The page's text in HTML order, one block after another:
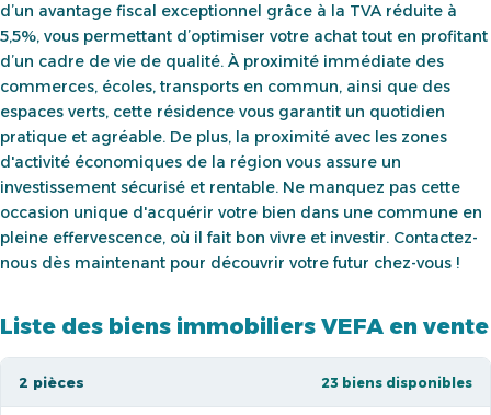
d’un avantage fiscal exceptionnel grâce à la TVA réduite à
5,5%, vous permettant d’optimiser votre achat tout en profitant
d’un cadre de vie de qualité. À proximité immédiate des
commerces, écoles, transports en commun, ainsi que des
espaces verts, cette résidence vous garantit un quotidien
pratique et agréable. De plus, la proximité avec les zones
d'activité économiques de la région vous assure un
investissement sécurisé et rentable. Ne manquez pas cette
occasion unique d'acquérir votre bien dans une commune en
pleine effervescence, où il fait bon vivre et investir. Contactez-
nous dès maintenant pour découvrir votre futur chez-vous !
Liste des biens immobiliers VEFA en vente
2 pièces 23 biens disponibles